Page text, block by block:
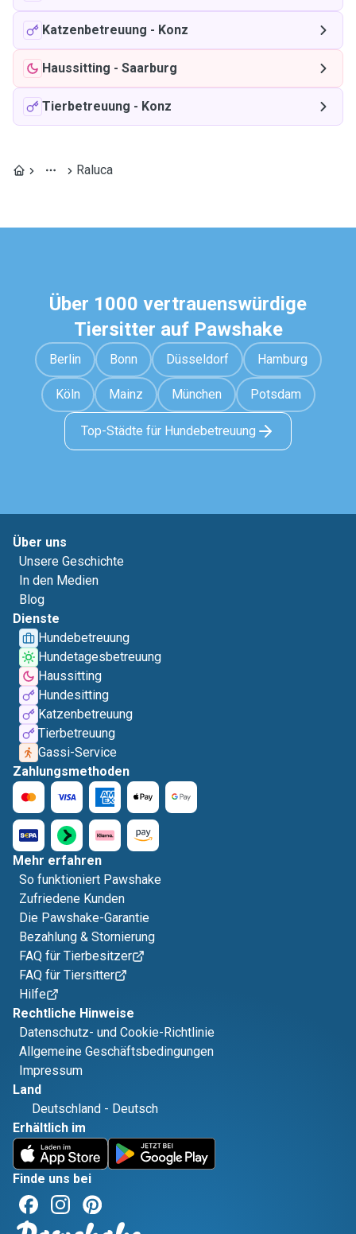
Katzenbetreuung - Konz
Haussitting - Saarburg
Tierbetreuung - Konz
Raluca
Über 1000 vertrauenswürdige
Tiersitter auf Pawshake
Berlin Bonn Düsseldorf Hamburg
Köln Mainz München Potsdam
Top-Städte für Hundebetreuung
Über uns
Unsere Geschichte
In den Medien
Blog
Dienste
Hundebetreuung
Hundetagesbetreuung
Haussitting
Hundesitting
Katzenbetreuung
Tierbetreuung
Gassi-Service
Zahlungsmethoden
Mehr erfahren
So funktioniert Pawshake
Zufriedene Kunden
Die Pawshake-Garantie
Bezahlung & Stornierung
FAQ für Tierbesitzer
FAQ für Tiersitter
Hilfe
Rechtliche Hinweise
Datenschutz- und Cookie-Richtlinie
Allgemeine Geschäftsbedingungen
Impressum
Land
Deutschland - Deutsch
Erhältlich im
Finde uns bei